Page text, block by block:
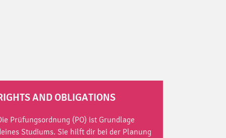
AND OBLIGATIONS
Prüfungsordnung (PO) ist Grundlage
Studiums. Sie hilft dir bei der Planung